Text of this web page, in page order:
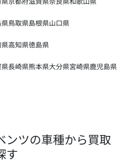
鳥取県島根県山口県
高知県徳島県
長崎県熊本県大分県宮崎県鹿児島県
ンツの車種から買取
す